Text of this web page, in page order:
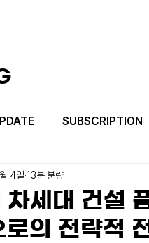
SUBSCRIPTION
세대 건설
로의 전략적
4일 13분 분량